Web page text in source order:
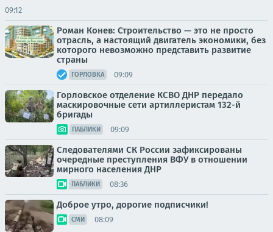
09:12
Роман Конев: Строительство — это не просто
отрасль, а настоящий двигатель экономики, без
которого невозможно представить развитие
страны
ГОРЛОВКА 09:09
Горловское отделение КСВО ДНР передало
маскировочные сети артиллеристам 132-й
бригады
ПАБЛИКИ 09:09
Следователями СК России зафиксированы
очередные преступления ВФУ в отношении
мирного населения ДНР
ПАБЛИКИ 08:36
Доброе утро, дорогие подписчики!
СМИ 08:09